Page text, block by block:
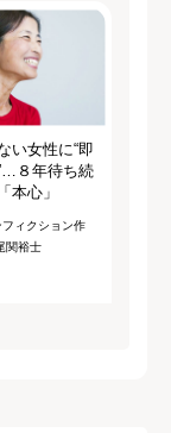
い女性に“即
８年待ち続
本心」
ィクション作
関裕士